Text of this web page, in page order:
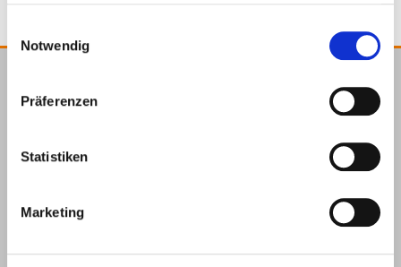
Notwendig
Präferenzen
Statistiken
Marketing
E.u.r.o.Tec GmbH
Hofe 5